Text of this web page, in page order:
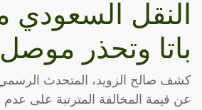
النقل السعودي
باتا وتحذر
كشف صالح الزويد، المتحدث الرسمي
عن قيمة المخالفة المترتبة على عدم